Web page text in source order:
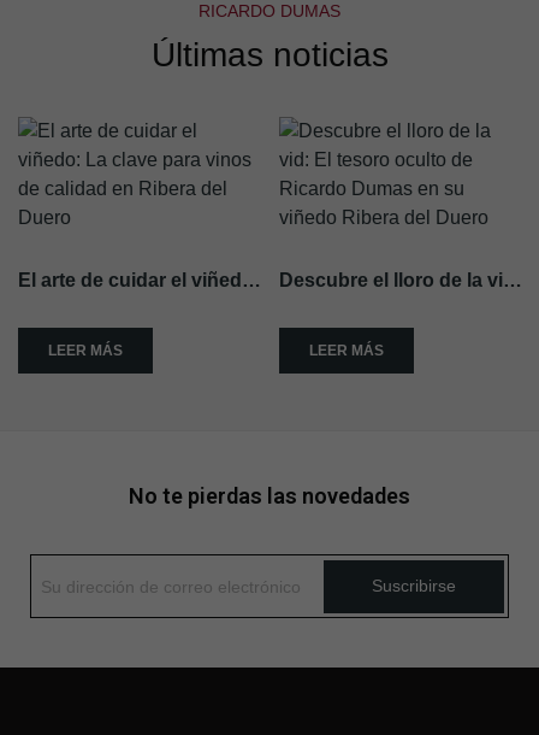
RICARDO DUMAS
Últimas noticias
El arte de cuidar el viñedo: La clave para vinos de calidad en Ribera del Duero
LEER MÁS
Descubre el lloro de la vid: El tesoro oculto de Ricardo Dumas en su viñedo Ribera del Duero
LEER MÁS
No te pierdas las novedades
Suscribirse